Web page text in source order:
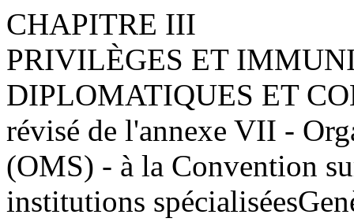
CHAPITRE III
PRIVILÈGES ET
DIPLOMATIQUES ET
révisé de l'annexe VII -
(OMS) - à la Convention
institutions spécialisées